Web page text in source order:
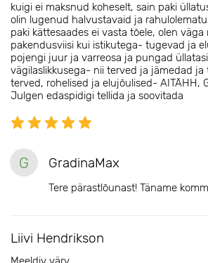
kuigi ei maksnud koheselt, sain paki
olin lugenud halvustavaid ja
paki kättesaades ei vasta tõele, olen väga
pakendusviisi kui istikutega- tugevad ja
pojengi juur ja varreosa ja pungad
vägilaslikkusega- nii terved ja jämedad ja
terved, rohelised ja elujõulised- AITÄHH,
Julgen edaspidigi tellida ja soovitada
G GradinaMax
Tere pärastlõunast! Täname
Liivi Hendrikson